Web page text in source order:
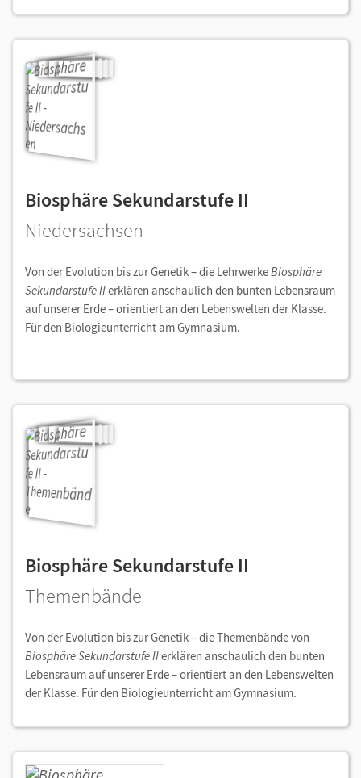
Biosphäre Sekundarstufe II
Niedersachsen
Von der Evolution bis zur Genetik – die LehrwerkeBiosphäre
Sekundarstufe IIerklären anschaulich den bunten Lebensraum
auf unserer Erde – orientiert an den Lebenswelten der Klasse.
Für den Biologieunterricht am Gymnasium.
Biosphäre Sekundarstufe II
Themenbände
Von der Evolution bis zur Genetik – die Themenbände von
Biosphäre Sekundarstufe IIerklären anschaulich den bunten
Lebensraum auf unserer Erde – orientiert an den Lebenswelten
der Klasse. Für den Biologieunterricht am Gymnasium.